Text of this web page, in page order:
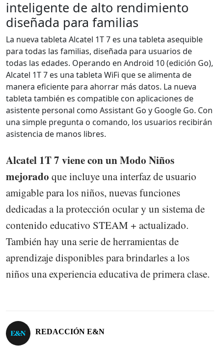
inteligente de alto rendimiento
diseñada para familias
La nueva tableta Alcatel 1T 7 es una tableta asequible
para todas las familias, diseñada para usuarios de
todas las edades. Operando en Android 10 (edición Go),
Alcatel 1T 7 es una tableta WiFi que se alimenta de
manera eficiente para ahorrar más datos. La nueva
tableta también es compatible con aplicaciones de
asistente personal como Assistant Go y Google Go. Con
una simple pregunta o comando, los usuarios recibirán
asistencia de manos libres.
Alcatel 1T 7 viene con un Modo Niños
mejorado que incluye una interfaz de usuario
amigable para los niños, nuevas funciones
dedicadas a la protección ocular y un sistema de
contenido educativo STEAM + actualizado.
También hay una serie de herramientas de
aprendizaje disponibles para brindarles a los
niños una experiencia educativa de primera clase.
REDACCIÓN E&N